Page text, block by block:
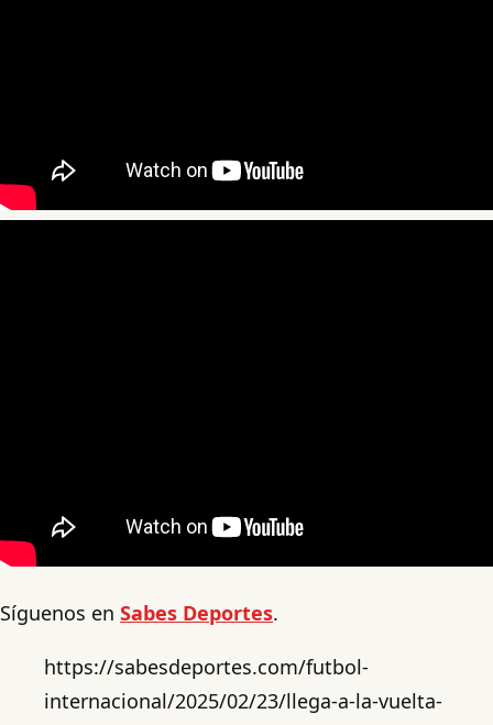
Síguenos en Sabes Deportes.
https://sabesdeportes.com/futbol-
internacional/2025/02/23/llega-a-la-vuelta-